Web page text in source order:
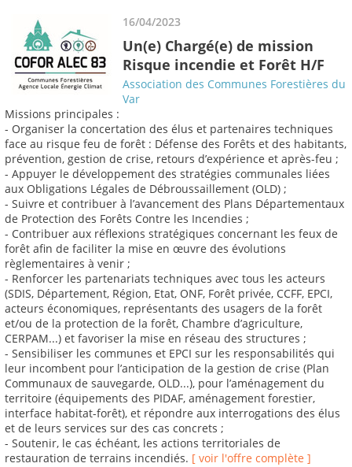
16/04/2023
Un(e) Chargé(e) de mission
Risque incendie et Forêt H/F
Association des Communes Forestières du
Var
Missions principales :
- Organiser la concertation des élus et partenaires techniques
face au risque feu de forêt : Défense des Forêts et des habitants,
prévention, gestion de crise, retours d’expérience et après-feu ;
- Appuyer le développement des stratégies communales liées
aux Obligations Légales de Débroussaillement (OLD) ;
- Suivre et contribuer à l’avancement des Plans Départementaux
de Protection des Forêts Contre les Incendies ;
- Contribuer aux réflexions stratégiques concernant les feux de
forêt afin de faciliter la mise en œuvre des évolutions
règlementaires à venir ;
- Renforcer les partenariats techniques avec tous les acteurs
(SDIS, Département, Région, Etat, ONF, Forêt privée, CCFF, EPCI,
acteurs économiques, représentants des usagers de la forêt
et/ou de la protection de la forêt, Chambre d’agriculture,
CERPAM...) et favoriser la mise en réseau des structures ;
- Sensibiliser les communes et EPCI sur les responsabilités qui
leur incombent pour l’anticipation de la gestion de crise (Plan
Communaux de sauvegarde, OLD...), pour l’aménagement du
territoire (équipements des PIDAF, aménagement forestier,
interface habitat-forêt), et répondre aux interrogations des élus
et de leurs services sur des cas concrets ;
- Soutenir, le cas échéant, les actions territoriales de
restauration de terrains incendiés. [ voir l'offre complète ]